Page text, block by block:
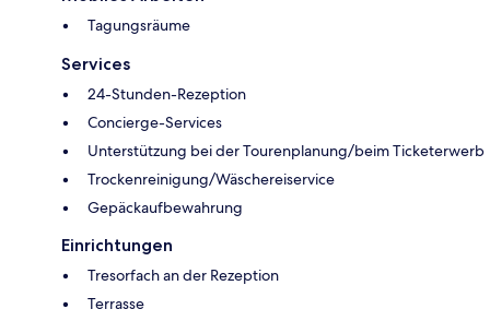
Tagungsräume
Services
24-Stunden-Rezeption
Concierge-Services
Unterstützung bei der Tourenplanung/beim Ticketerwerb
Trockenreinigung/Wäschereiservice
Gepäckaufbewahrung
Einrichtungen
Tresorfach an der Rezeption
Terrasse